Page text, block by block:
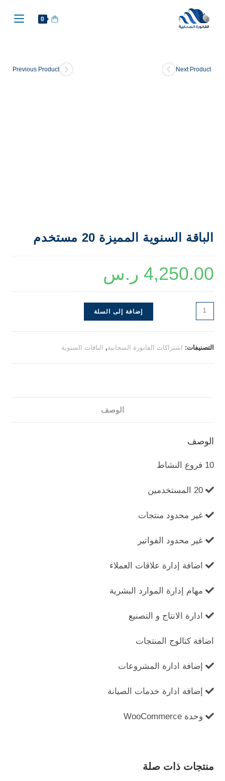
0
Previous Product Next Product
الباقة السنوية المميزة 20 مستخدم
4,250.00 ر.س
إضافة إلى السلة
التصنيفات: اشتراكات الفاتورة السحابية, الباقات السنوية
الوصف
الوصف
10 فروع النشاط
20 المستخدمين
غير محدود منتجات
غير محدود الفواتير
اضافة إدارة علاقات العملاء
مهام إدارة الموارد البشرية
ادارة الانتاج و التصنيع
اضافة كتالوج المنتجات
إضافة ادارة المشروعات
إضافة ادارة خدمات الصيانة
وحدة WooCommerce
منتجات ذات صلة